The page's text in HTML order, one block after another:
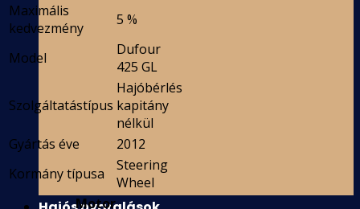
Maximális
kedvezmény
5 %
Model
Dufour
425 GL
Szolgáltatástípus
Hajóbérlés
kapitány
nélkül
Gyártás éve
2012
Kormány típusa
Steering
Wheel
Motor